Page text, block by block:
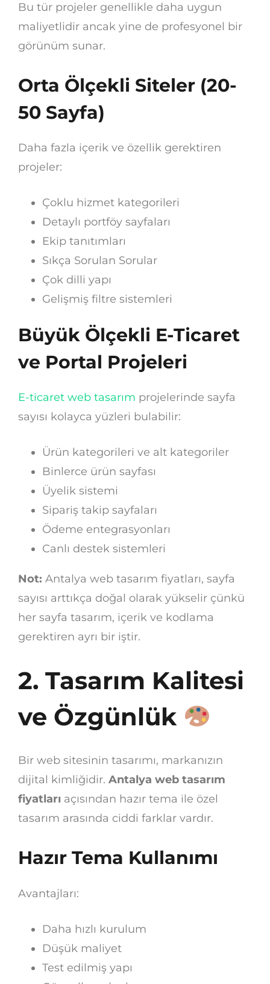
Bu tür projeler genellikle daha uygun
maliyetlidir ancak yine de profesyonel bir
görünüm sunar.
Orta Ölçekli Siteler (20-
50 Sayfa)
Daha fazla içerik ve özellik gerektiren
projeler:
Çoklu hizmet kategorileri
Detaylı portföy sayfaları
Ekip tanıtımları
Sıkça Sorulan Sorular
Çok dilli yapı
Gelişmiş filtre sistemleri
Büyük Ölçekli E-Ticaret
ve Portal Projeleri
E-ticaret web tasarım projelerinde sayfa
sayısı kolayca yüzleri bulabilir:
Ürün kategorileri ve alt kategoriler
Binlerce ürün sayfası
Üyelik sistemi
Sipariş takip sayfaları
Ödeme entegrasyonları
Canlı destek sistemleri
Not: Antalya web tasarım fiyatları, sayfa
sayısı arttıkça doğal olarak yükselir çünkü
her sayfa tasarım, içerik ve kodlama
gerektiren ayrı bir iştir.
2. Tasarım Kalitesi
ve Özgünlük
Bir web sitesinin tasarımı, markanızın
dijital kimliğidir. Antalya web tasarım
fiyatları açısından hazır tema ile özel
tasarım arasında ciddi farklar vardır.
Hazır Tema Kullanımı
Avantajları:
Daha hızlı kurulum
Düşük maliyet
Test edilmiş yapı